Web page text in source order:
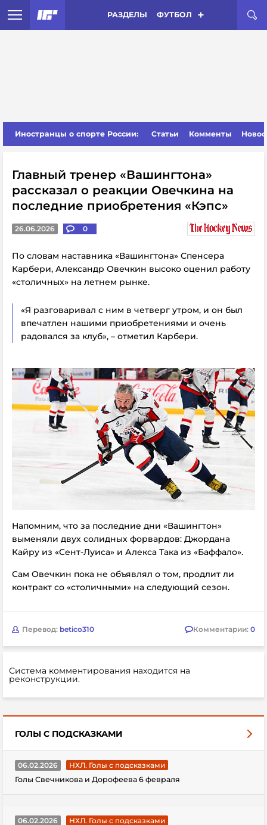
РАЗДЕЛЫ ФУТБОЛ
Иностранцы о спорте России: Статьи Комменты
Главный тренер «Вашингтона»
рассказал о реакции Овечкина на
последние приобретения «Кэпс»
26.06.2026 0
По словам наставника «Вашингтона» Спенсера
Карбери, Александр Овечкин высоко оценил работу
«столичных» на летнем рынке.
«Я разговаривал с ним в четверг утром, и он был
впечатлен нашими приобретениями и очень
радовался за клуб», – отметил Карбери.
Напомним, что за последние дни «Вашингтон»
выменяли двух солидных форвардов: Джордана
Кайру из «Сент-Луиса» и Алекса Така из «Баффало».
Сам Овечкин пока не объявлял о том, продлит ли
контракт со «столичными» на следующий сезон.
Перевод: betico310 Комментарии: 0
Система комментирования находится на
реконструкции.
ГОЛЫ С ПОДСКАЗКАМИ
06.02.2026
НХЛ. Голы с подсказками
Голы Свечникова и Дорофеева 6 февраля
06.02.2026
НХЛ. Голы с подсказками